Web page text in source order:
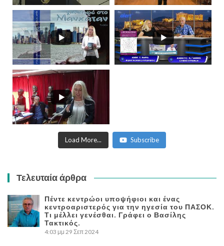
Load More... Subscribe
Τελευταία άρθρα
Πέντε κεντρώοι υποψήφιοι και ένας
κεντροαριστερός για την ηγεσία του ΠΑΣΟΚ.
Τι μέλλει γενέσθαι. Γράφει ο Βασίλης
Τακτικός.
4:03 μμ 29 Σεπ 2024